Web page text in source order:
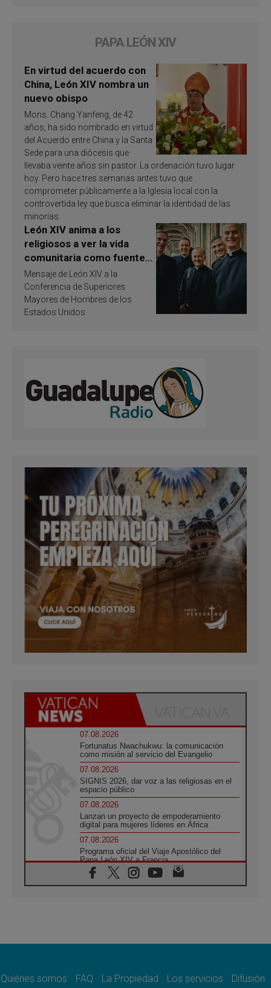
PAPA LEÓN XIV
En virtud del acuerdo con
China, León XIV nombra un
nuevo obispo
Mons. Chang Yanfeng, de 42
años, ha sido nombrado en virtud
del Acuerdo entre China y la Santa
Sede para una diócesis que
llevaba veinte años sin pastor. La ordenación tuvo lugar
hoy. Pero hace tres semanas antes tuvo que
comprometer públicamente a la Iglesia local con la
controvertida ley que busca eliminar la identidad de las
minorías.
León XIV anima a los
religiosos a ver la vida
comunitaria como fuente
de inspiración y
santificación
Mensaje de León XIV a la
Conferencia de Superiores
Mayores de Hombres de los
Estados Unidos
07.08.2026
Fortunatus Nwachukwu: la comunicación
como misión al servicio del Evangelio
07.08.2026
SIGNIS 2026, dar voz a las religiosas en el
espacio público
07.08.2026
Lanzan un proyecto de empoderamiento
digital para mujeres líderes en África
07.08.2026
Programa oficial del Viaje Apostólico del
Papa León XIV a Francia
07.08.2026
Obispos de Ecuador: El bien de las familias
06.08.2026
06.08.2026
Quiénes somos FAQ La Propiedad Los servicios Difusión